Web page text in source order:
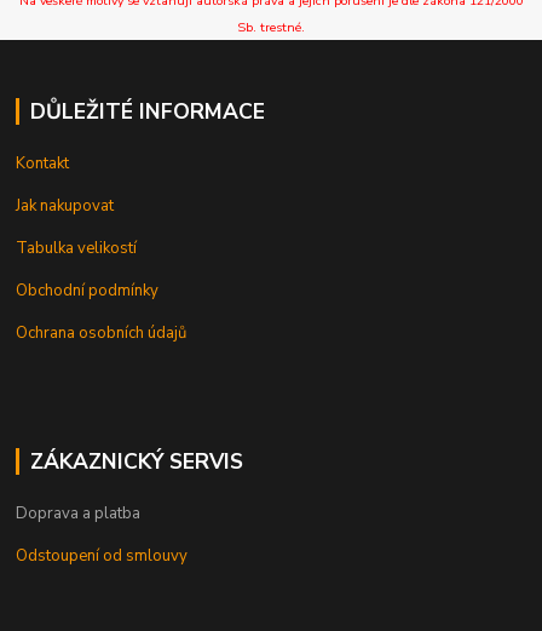
Sb. trestné.
DŮLEŽITÉ INFORMACE
Kontakt
Jak nakupovat
Tabulka velikostí
Obchodní podmínky
Ochrana osobních údajů
ZÁKAZNICKÝ SERVIS
Doprava a platba
Odstoupení od smlouvy